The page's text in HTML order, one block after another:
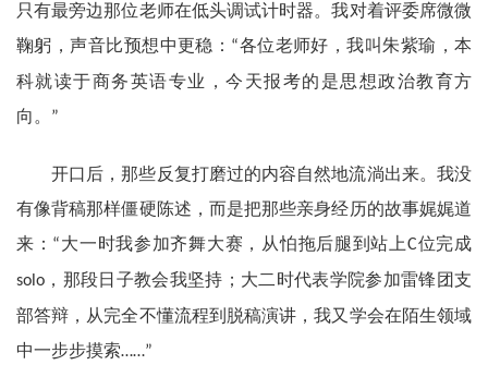
只有最旁边那位老师在低头调试计时器。我对着评委席微微
鞠躬，声音比预想中更稳： “各位老师好，我叫朱紫瑜，本
科就读于商务英语专业，今天报考的是思想政治教育方
向。 ”
开口后，那些反复打磨过的内容自然地流淌出来。我没
有像背稿那样僵硬陈述，而是把那些亲身经历的故事娓娓道
来： “大一时我参加齐舞大赛，从怕拖后腿到站上C位完成
solo ，那段日子教会我坚持；大二时代表学院参加雷锋团支
部答辩，从完全不懂流程到脱稿演讲，我又学会在陌生领域
中一步步摸索……”